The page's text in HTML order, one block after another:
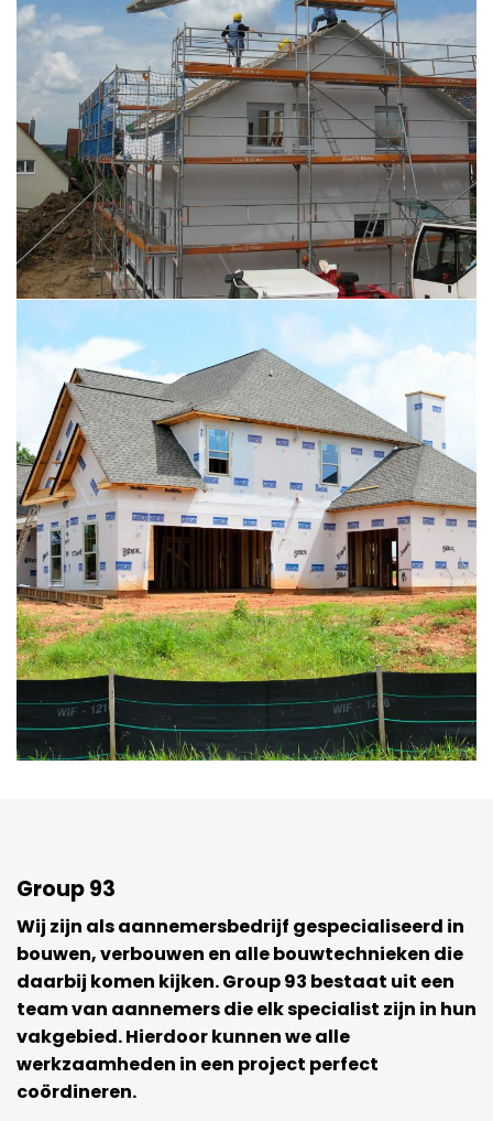
Group 93
Wij zijn als aannemersbedrijf gespecialiseerd in
bouwen, verbouwen en alle bouwtechnieken die
daarbij komen kijken. Group 93 bestaat uit een
team van aannemers die elk specialist zijn in hun
vakgebied. Hierdoor kunnen we alle
werkzaamheden in een project perfect
coördineren.